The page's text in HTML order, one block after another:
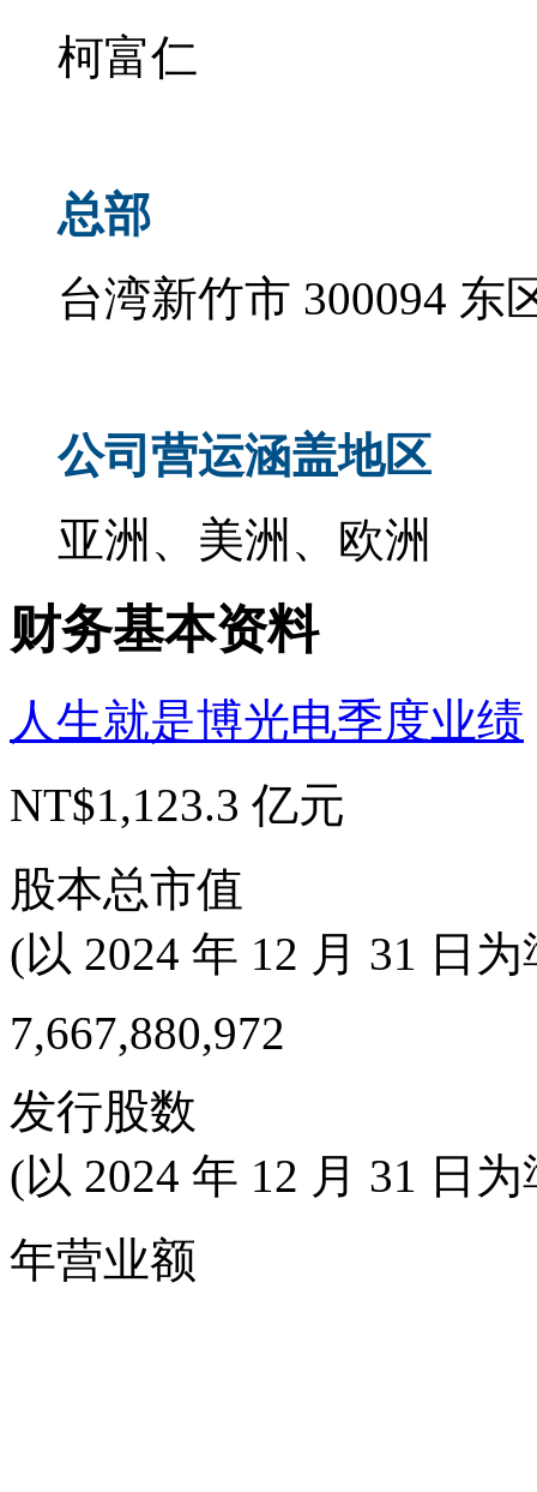
柯富仁
总部
台湾新竹市 300094 东
公司营运涵盖地区
亚洲、美洲、欧洲
财务基本资料
人生就是博光电季度业绩
NT$1,123.3 亿元
股本总市值
(以 2024 年 12 月 31 日为
7,667,880,972
发行股数
(以 2024 年 12 月 31 日为
年营业额